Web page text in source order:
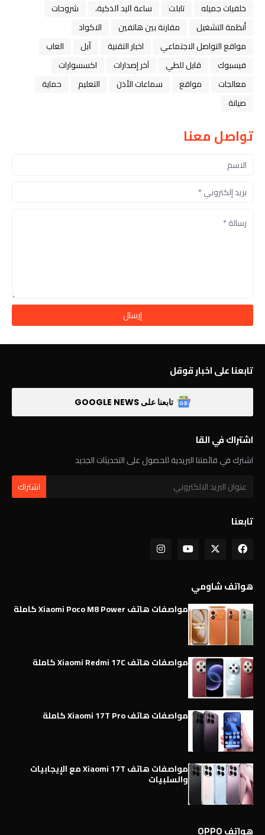
خلفيات جميله
تابلت ﺳﺎﻋﺔ ﺍﻟﻴﺪ ﺍﻟﺬﻛﻴﺔ،
شروحات
أنظمة التشغيل
مقارنة بين هاتفين
الاكواد
مواقع التواصل الاجتماعي
اخبار التقنية ﺁﺑﻞ
العاب
فيسبوك
قابل للطي آخر إصدارات
اكسسوارات
معالجات
مواقع سماعات الأذن التعليم
حماية
صيانة
تواصل معنا
تابعنا على اخبار قوقل
تابعنا على GOOGLE NEWS
اشتراك في القا
اشترك في قائمتنا البريدية للحصول على التحديثات الجديد
تابعنا
هواتف شاومي
مواصفات هاتف Xiaomi Poco M8 Power كاملة
مواصفات هاتف Xiaomi Redmi 17C كاملة
مواصفات هاتف Xiaomi 17T Pro كاملة
مواصفات هاتف Xiaomi 17T مع الإيجابيات
والسلبيات
هواتف OPPO